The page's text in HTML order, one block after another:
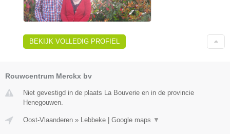
BEKIJK VOLLEDIG PROFIEL
Rouwcentrum Merckx bv
Niet gevestigd in de plaats La Bouverie en in de provincie
Henegouwen.
Oost-Vlaanderen » Lebbeke | Google maps ▼